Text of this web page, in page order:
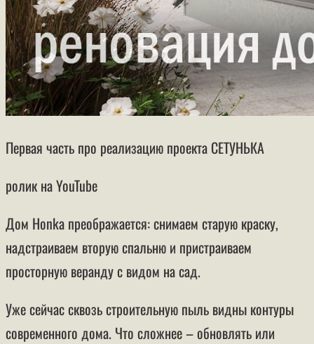
Первая часть про реализацию проекта СЕТУНЬКА
ролик на YouTube
Дом Honka преображается: снимаем старую краску,
надстраиваем вторую спальню и пристраиваем
просторную веранду с видом на сад.
Уже сейчас сквозь строительную пыль видны контуры
современного дома. Что сложнее – обновлять или